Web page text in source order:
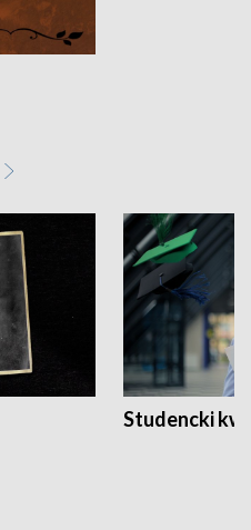
Studencki